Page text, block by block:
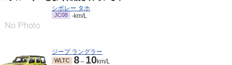
シボレー タホ
JC08 -km/L
ジープ ラングラー
WLTC 8～ 10km/L